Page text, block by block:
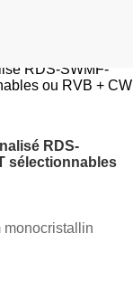
RDS-
sélectionnables
monocristallin